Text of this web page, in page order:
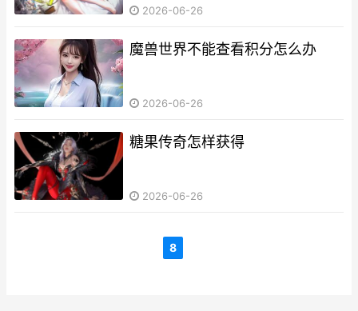
2026-06-26
魔兽世界不能查看积分怎么办
2026-06-26
糖果传奇怎样获得
2026-06-26
8